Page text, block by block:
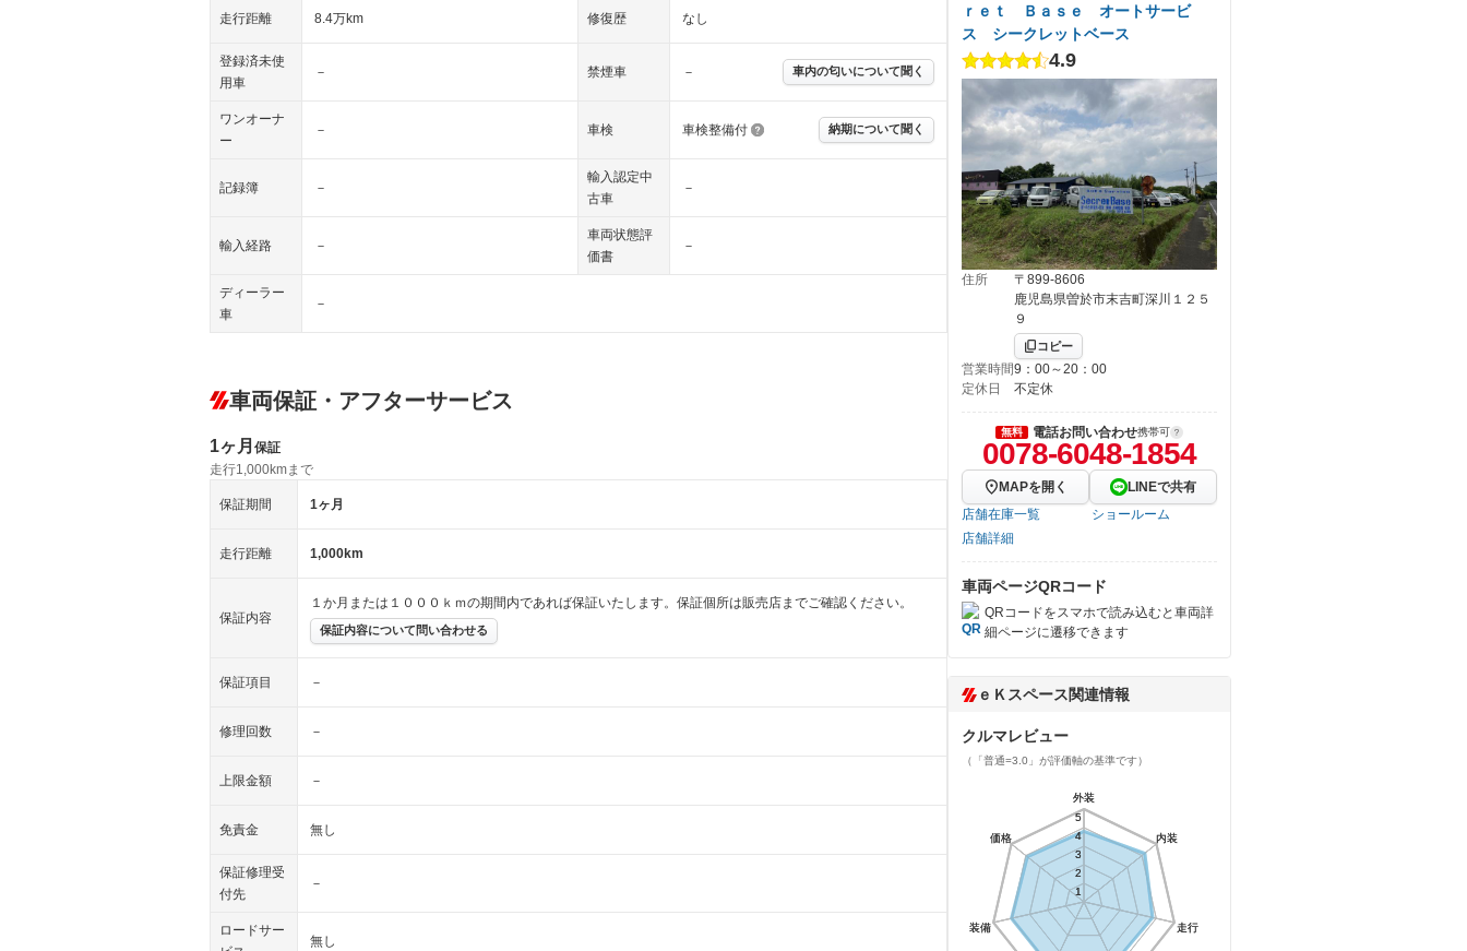
走行距離 8.4万km 修復歴 なし
登録済未使
用車
－ 禁煙車 － 車内の匂いについて聞く
ワンオーナ
ー
－ 車検 車検整備付 納期について聞く
記録簿 －
輸入認定中
古車
－
輸入経路 －
車両状態評
価書
－
ディーラー
車
－
車両保証・アフターサービス
1ヶ月 保証
走行1,000kmまで
保証期間 1ヶ月
走行距離 1,000km
保証内容
１か月または１０００ｋｍの期間内であれば保証いたします。保証個所は販売店までご確認ください。
保証内容について問い合わせる
保証項目 －
修理回数 －
上限金額 －
免責金 無し
保証修理受
付先
－
ロードサー
無し
ｒｅｔ Ｂａｓｅ オートサービ
ス シークレットベース
4.9
住所
〒899-8606
鹿児島県曽於市末吉町深川１２５
９
コピー
営業時間9：00～20：00
定休日
不定休
無料 電話お問い合わせ携帯可
0078-6048-1854
MAPを開く
LINEで共有
店舗在庫一覧
ショールーム
店舗詳細
車両ページQRコード
QRコードをスマホで読み込むと車両詳
細ページに遷移できます
ｅＫスペース関連情報
クルマレビュー
（「普通=3.0」が評価軸の基準です）
外装
内装
走行
装備
価格
1
2
3
4
5
外装
内装
走行
装備
価格
1
2
3
4
5